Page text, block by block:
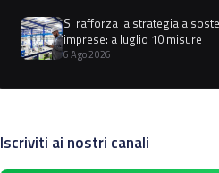
Si rafforza la strategia a
imprese: a luglio 10 misure
6 Ago 2026
Iscriviti ai nostri canali